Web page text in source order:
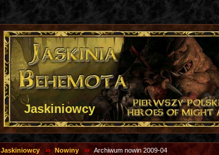
Jaskiniowcy
Jaskiniowcy Nowiny Archiwum nowin 2009-04